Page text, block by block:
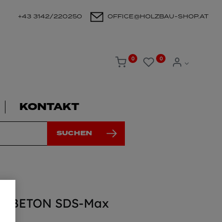
+43 3142/220250 OFFICE@HOLZBAU-SHOP.AT
0 0
KONTAKT
SUCHEN
BETON SDS-Max